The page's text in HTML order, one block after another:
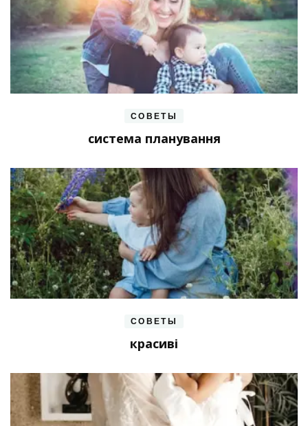
СОВЕТЫ
система планування
СОВЕТЫ
красиві